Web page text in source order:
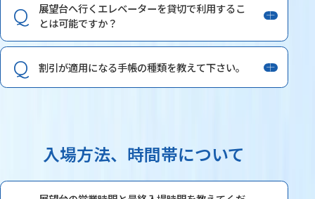
展望台へ行くエレベーターを貸切で利用するこ
とは可能ですか？
割引が適用になる手帳の種類を教えて下さい。
入場方法、時間帯について